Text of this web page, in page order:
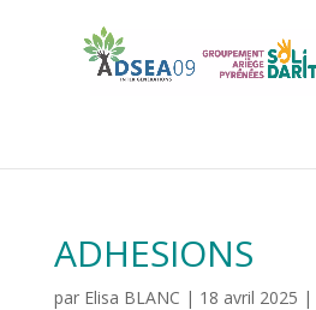
ADHESIONS
par Elisa BLANC | 18 avril 2025 |